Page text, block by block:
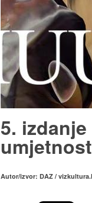
5.
Autor/izvor: DAZ /